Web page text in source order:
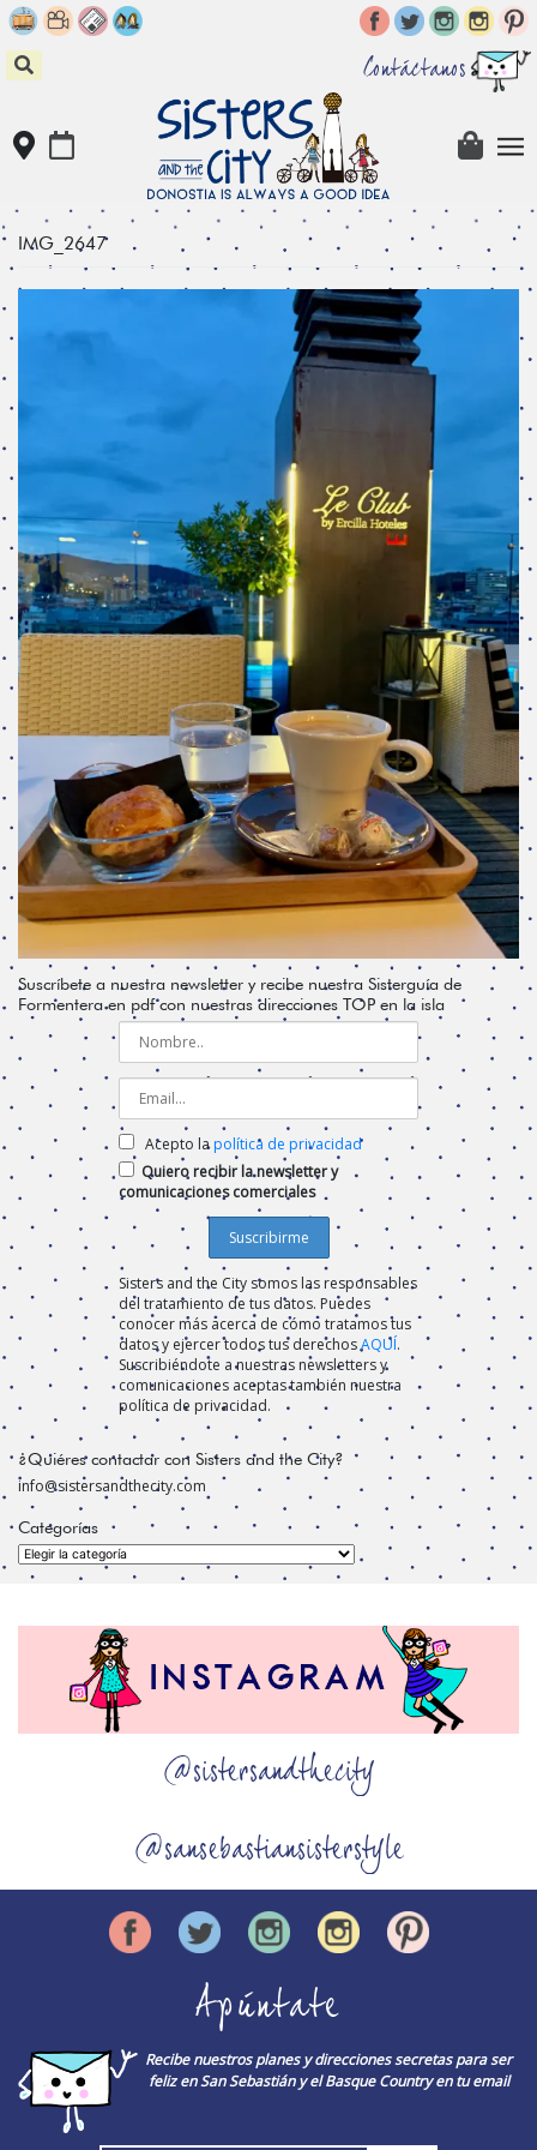
Skip
to
content
Contáctanos
IMG_2647
Suscríbete a nuestra newsletter y recibe nuestra Sisterguía de
Formentera en pdf con nuestras direcciones TOP en la isla
Acepto lapolítica de privacidad
Quiero recibir la newsletter y
comunicaciones comerciales
Sisters and the City somos las responsables
del tratamiento de tus datos. Puedes
conocer más acerca de cómo tratamos tus
datos y ejercer todos tus derechosAQUÍ.
Suscribiéndote a nuestras newsletters y
comunicaciones aceptas también nuestra
política de privacidad.
¿Quiéres contactar con Sisters and the City?
info@sistersandthecity.com
Categorías
Categorías
@sistersandthecity
@sansebastiansisterstyle
Apúntate
Recibe nuestros planes y direcciones secretas para ser
feliz en San Sebastián y el Basque Country en tu email